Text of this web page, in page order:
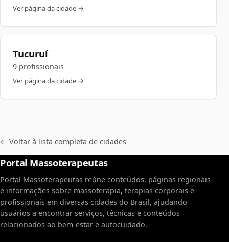
Ver página da cidade →
Tucuruí
9 profissionais
Ver página da cidade →
← Voltar à lista completa de cidades
Portal Massoterapeutas
Portal Massoterapeutas reúne conteúdos, páginas regionais
e informações sobre massoterapia, terapias corporais e
profissionais em diversas cidades do Brasil, ajudando
usuários a encontrar serviços, técnicas e conteúdos
relacionados ao bem-estar e autocuidado.